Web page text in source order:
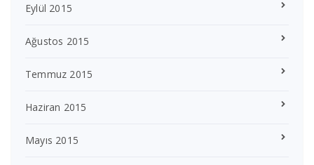
Eylül 2015
Ağustos 2015
Temmuz 2015
Haziran 2015
Mayıs 2015